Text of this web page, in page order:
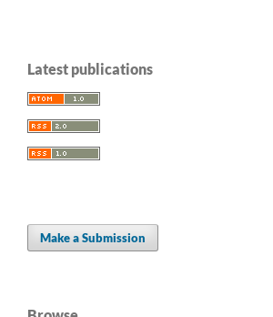
Latest publications
Make a Submission